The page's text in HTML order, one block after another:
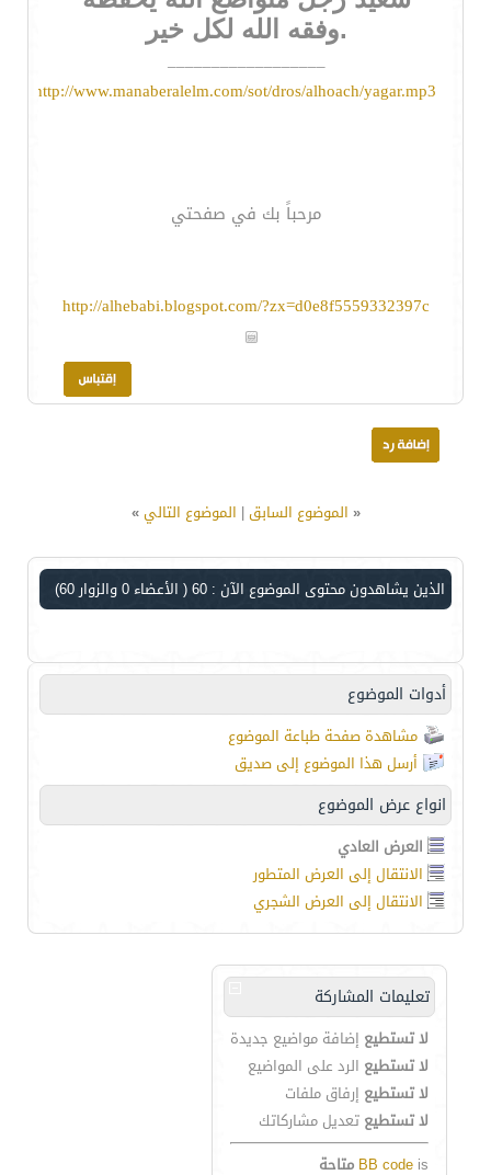
.وفقه الله لكل خير
__________________
http://www.manaberalelm.com/sot/dros/alhoach/yagar.mp3
مرحباً بك في صفحتي
http://alhebabi.blogspot.com/?zx=d0e8f5559332397c
« الموضوع السابق| الموضوع التالي»
الذين يشاهدون محتوى الموضوع الآن : 60 ( الأعضاء 0 والزوار 60)
أدوات الموضوع
مشاهدة صفحة طباعة الموضوع
أرسل هذا الموضوع إلى صديق
انواع عرض الموضوع
العرض العادي
الانتقال إلى العرض المتطور
الانتقال إلى العرض الشجري
تعليمات المشاركة
لا تستطيع إضافة مواضيع جديدة
لا تستطيع الرد على المواضيع
لا تستطيع إرفاق ملفات
لا تستطيع تعديل مشاركاتك
BB code is
متاحة